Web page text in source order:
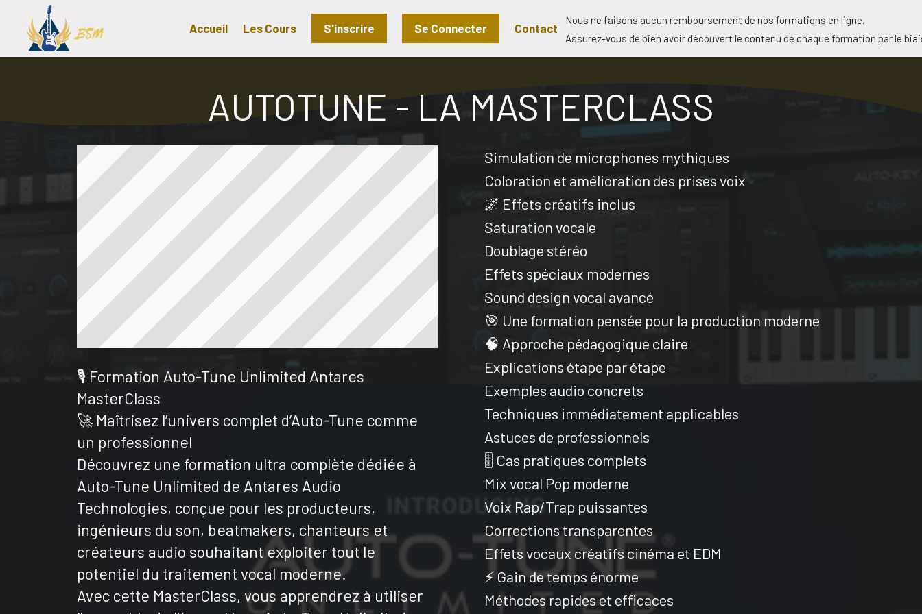
Accueil Les Cours S'inscrire Se Connecter Contact
Nous ne faisons aucun remboursement de nos formations en ligne.
Assurez-vous de bien avoir découvert le contenu de chaque formation par le
AUTOTUNE - LA MASTERCLASS
🎙️ Formation Auto-Tune Unlimited Antares
MasterClass
🚀 Maîtrisez l’univers complet d’Auto-Tune comme
un professionnel
Découvrez une formation ultra complète dédiée à
Auto-Tune Unlimited de Antares Audio
Technologies, conçue pour les producteurs,
ingénieurs du son, beatmakers, chanteurs et
créateurs audio souhaitant exploiter tout le
potentiel du traitement vocal moderne.
Avec cette MasterClass, vous apprendrez à utiliser
Simulation de microphones mythiques
Coloration et amélioration des prises voix
🌌 Effets créatifs inclus
Saturation vocale
Doublage stéréo
Effets spéciaux modernes
Sound design vocal avancé
🎯 Une formation pensée pour la production moderne
🧠 Approche pédagogique claire
Explications étape par étape
Exemples audio concrets
Techniques immédiatement applicables
Astuces de professionnels
🎚️ Cas pratiques complets
Mix vocal Pop moderne
Voix Rap/Trap puissantes
Corrections transparentes
Effets vocaux créatifs cinéma et EDM
⚡ Gain de temps énorme
Méthodes rapides et efficaces